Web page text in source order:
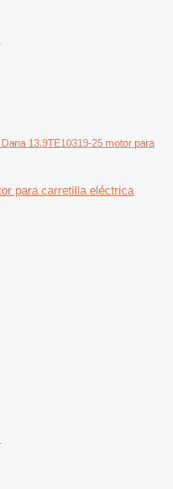
Dana 13.9TE10319-25 motor para
para carretilla eléctrica